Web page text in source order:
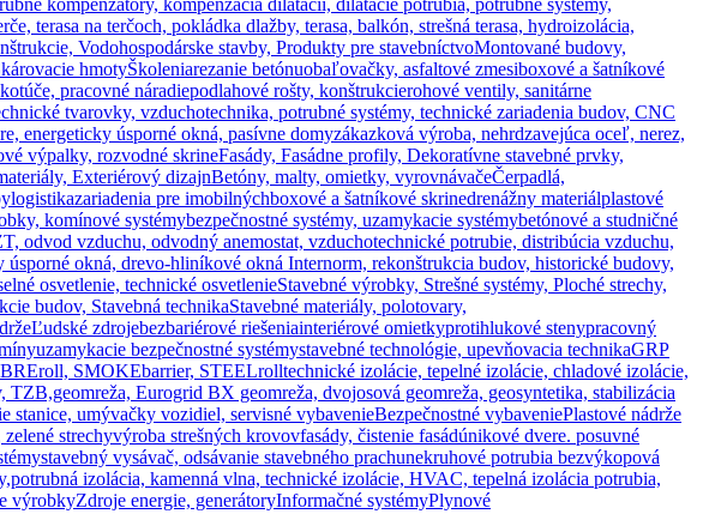
kompenzátory, kompenzácia dilatácií, dilatácie potrubia, potrubné systémy,
terasa na terčoch, pokládka dlažby, terasa, balkón, strešná terasa, hydroizolácia,
Vodohospodárske stavby, Produkty pre stavebníctvoMontované budovy,
hmotyŠkoleniarezanie betónuobaľovačky, asfaltové zmesiboxové a šatníkové
pracovné náradiepodlahové rošty, konštrukcierohové ventily, sanitárne
tvarovky, vzduchotechnika, potrubné systémy, technické zariadenia budov, CNC
energeticky úsporné okná, pasívne domyzákazková výroba, nehrdzavejúca oceľ, nerez,
výpalky, rozvodné skrineFasády, Fasádne profily, Dekoratívne stavebné prvky,
Exteriérový dizajnBetóny, malty, omietky, vyrovnávačeČerpadlá,
logistikazariadenia pre imobilnýchboxové a šatníkové skrinedrenážny materiálplastové
komínové systémybezpečnostné systémy, uzamykacie systémybetónové a studničné
odvod vzduchu, odvodný anemostat, vzduchotechnické potrubie, distribúcia vzduchu,
okná, drevo-hliníkové okná Internorm, rekonštrukcia budov, historické budovy,
osvetlenie, technické osvetlenieStavebné výrobky, Strešné systémy, Ploché strechy,
budov, Stavebná technikaStavebné materiály, polotovary,
Ľudské zdrojebezbariérové riešeniainteriérové omietkyprotihlukové stenypracovný
uzamykacie bezpečnostné systémystavebné technológie, upevňovacia technikaGRP
SMOKEbarrier, STEELrolltechnické izolácie, tepelné izolácie, chladové izolácie,
TZB,geomreža, Eurogrid BX geomreža, dvojosová geomreža, geosyntetika, stabilizácia
stanice, umývačky vozidiel, servisné vybavenieBezpečnostné vybaveniePlastové nádrže
strechyvýroba strešných krovovfasády, čistenie fasádúnikové dvere. posuvné
stavebný vysávač, odsávanie stavebného prachunekruhové potrubia bezvýkopová
potrubná izolácia, kamenná vlna, technické izolácie, HVAC, tepelná izolácia potrubia,
výrobkyZdroje energie, generátoryInformačné systémyPlynové